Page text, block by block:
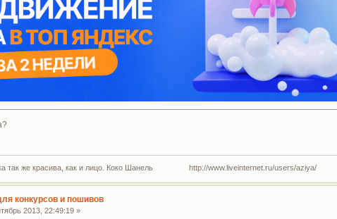
так же красива, как и лицо. Коко Шанель http://www.liveinternet.ru/users/aziya/
конкурсов и пошивов
2013, 22:49:19 »